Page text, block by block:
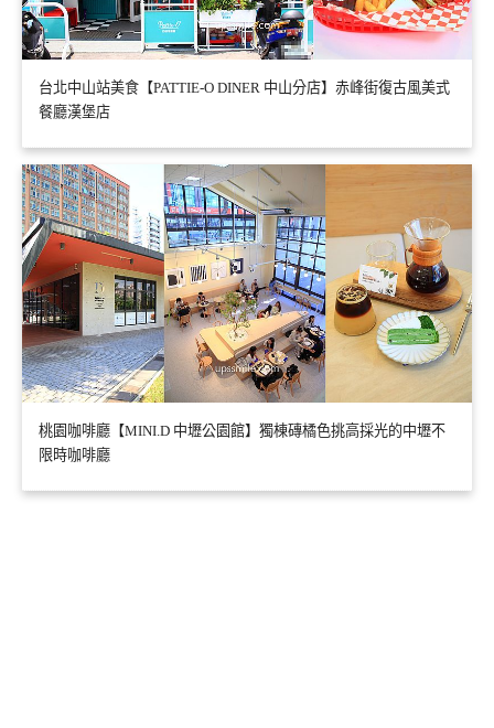
台北中山站美食【PATTIE-O DINER 中山分店】赤峰街復古風美式
餐廳漢堡店
桃園咖啡廳【MINI.D 中壢公園館】獨棟磚橘色挑高採光的中壢不
限時咖啡廳